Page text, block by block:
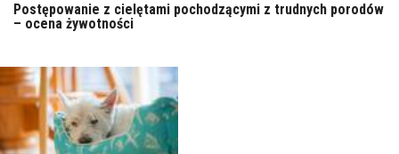
Postępowanie z cielętami pochodzącymi z trudnych porodów
– ocena żywotności